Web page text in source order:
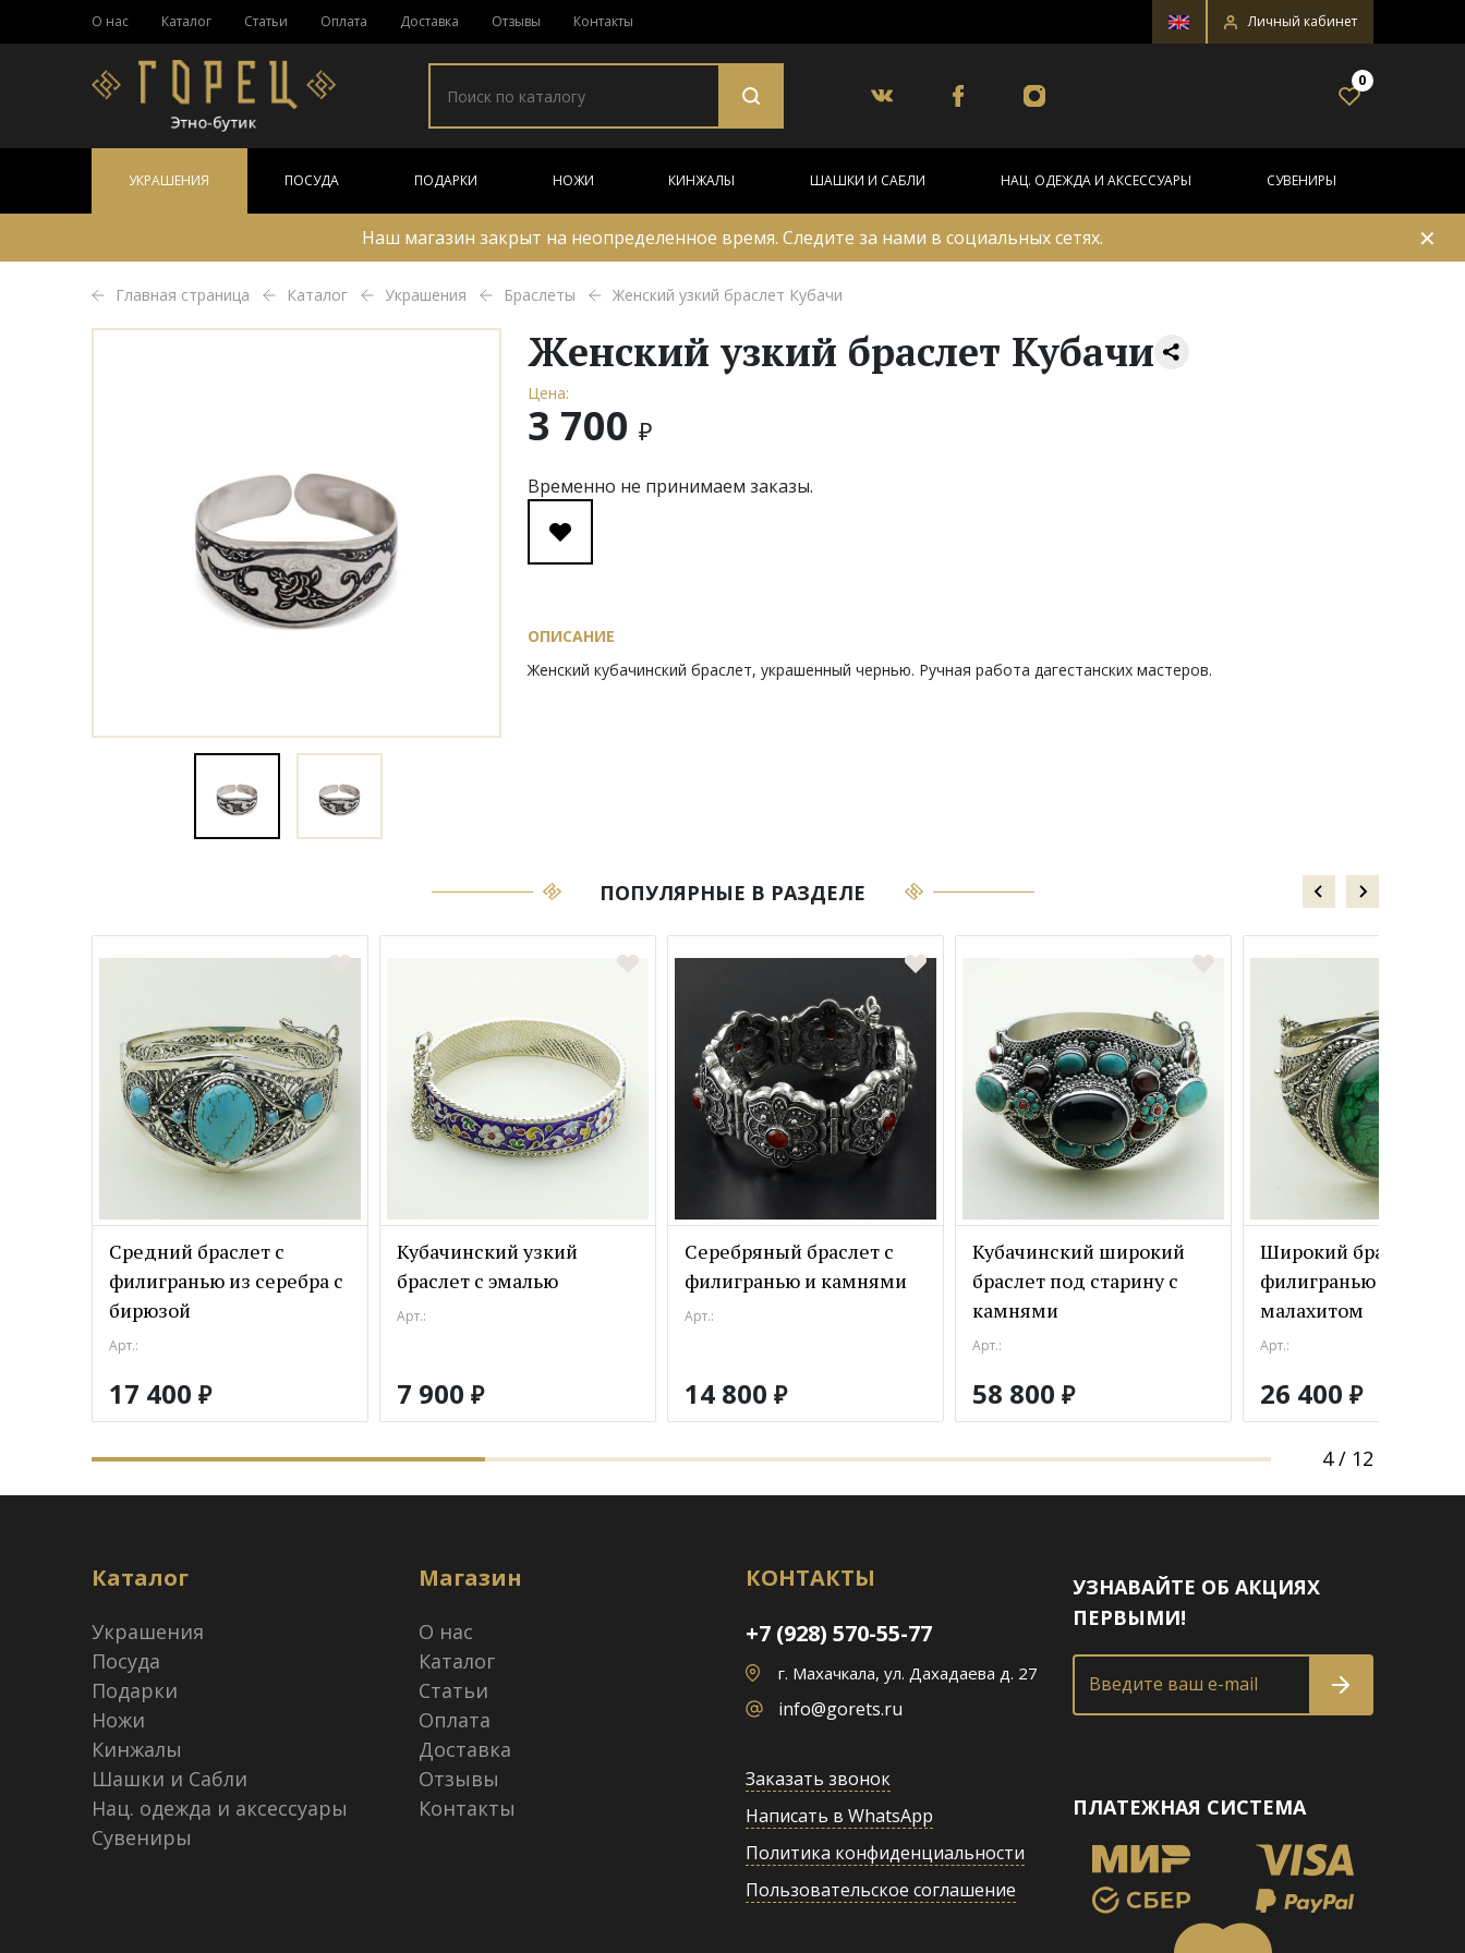
О нас Каталог Статьи Оплата Доставка Отзывы Контакты Личный кабинет
0
УКРАШЕНИЯ ПОСУДА ПОДАРКИ НОЖИ КИНЖАЛЫ ШАШКИ И САБЛИ НАЦ. ОДЕЖДА И АКСЕССУАРЫ СУВЕНИРЫ
Наш магазин закрыт на неопределенное время. Следите за нами в социальных сетях. ✕
Главная страница Каталог Украшения Браслеты Женский узкий браслет Кубачи
Женский узкий браслет Кубачи
Цена:
3 700 ₽
Временно не принимаем заказы.
ОПИСАНИЕ
Женский кубачинский браслет, украшенный чернью. Ручная работа дагестанских мастеров.
ПОПУЛЯРНЫЕ В РАЗДЕЛЕ
Средний браслет с
филигранью из серебра с
бирюзой
Арт.:
17 400 ₽
Кубачинский узкий
браслет с эмалью
Арт.:
7 900 ₽
Серебряный браслет с
филигранью и камнями
Арт.:
14 800 ₽
Кубачинский широкий
браслет под старину с
камнями
Арт.:
58 800 ₽
Широкий браслет с
филигранью из
малахитом
Арт.:
26 400 ₽
4 / 12
Каталог
Украшения
Посуда
Подарки
Ножи
Кинжалы
Шашки и Сабли
Нац. одежда и аксессуары
Сувениры
Магазин
О нас
Каталог
Статьи
Оплата
Доставка
Отзывы
Контакты
КОНТАКТЫ
+7 (928) 570-55-77
г. Махачкала, ул. Дахадаева д. 27
info@gorets.ru
Заказать звонок
Написать в WhatsApp
Политика конфиденциальности
Пользовательское соглашение
УЗНАВАЙТЕ ОБ АКЦИЯХ
ПЕРВЫМИ!
Введите ваш e-mail
ПЛАТЕЖНАЯ СИСТЕМА